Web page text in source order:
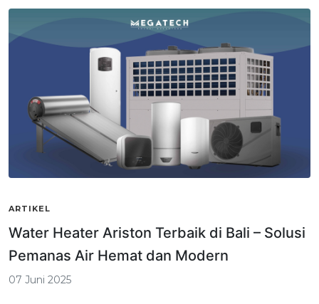
ARTIKEL
Water Heater Ariston Terbaik di Bali – Solusi
Pemanas Air Hemat dan Modern
07 Juni 2025